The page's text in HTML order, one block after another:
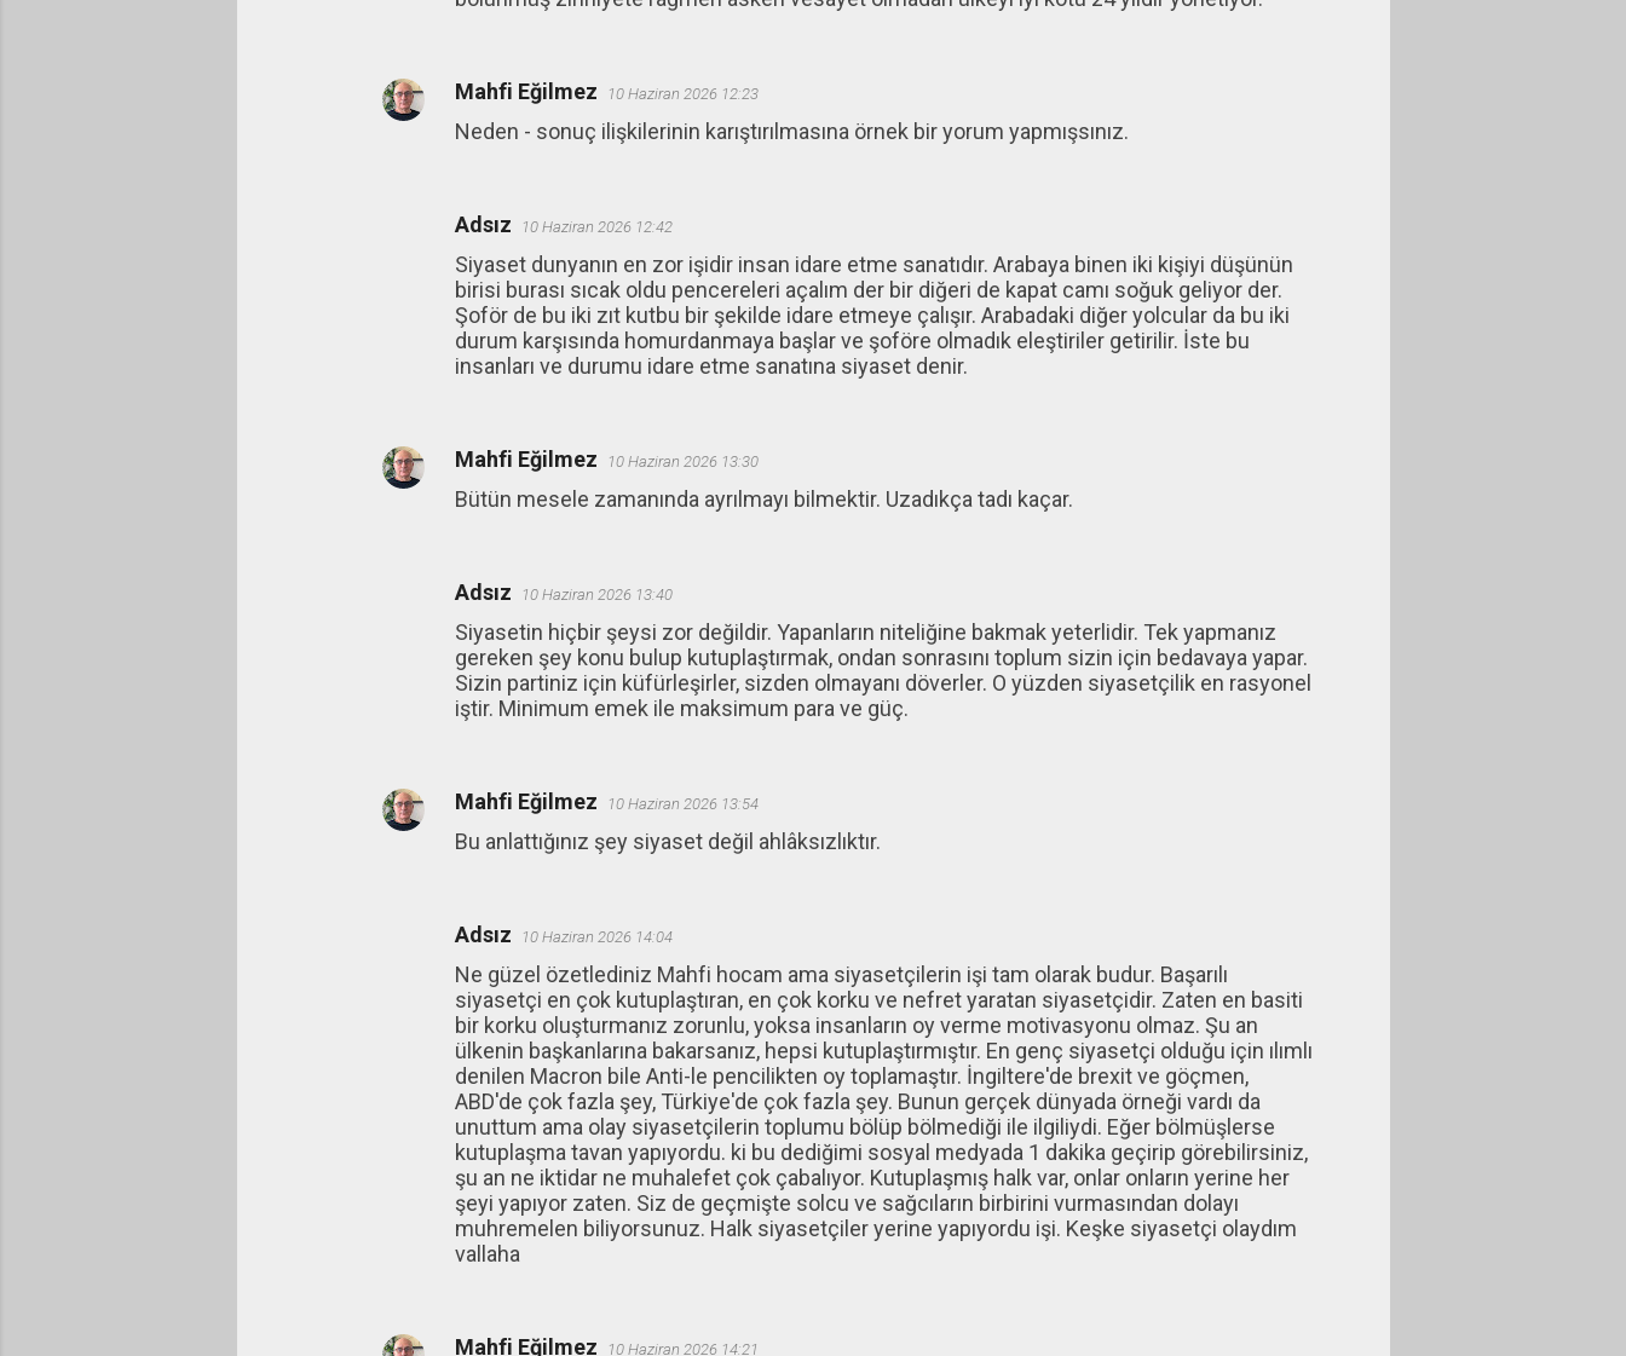
Mahfi Eğilmez 10 Haziran 2026 12:23
Neden - sonuç ilişkilerinin karıştırılmasına örnek bir yorum yapmışsınız.
Adsız 10 Haziran 2026 12:42
Siyaset dunyanın en zor işidir insan idare etme sanatıdır. Arabaya binen iki kişiyi düşünün
birisi burası sıcak oldu pencereleri açalım der bir diğeri de kapat camı soğuk geliyor der.
Şoför de bu iki zıt kutbu bir şekilde idare etmeye çalışır. Arabadaki diğer yolcular da bu iki
durum karşısında homurdanmaya başlar ve şoföre olmadık eleştiriler getirilir. İste bu
insanları ve durumu idare etme sanatına siyaset denir.
Mahfi Eğilmez 10 Haziran 2026 13:30
Bütün mesele zamanında ayrılmayı bilmektir. Uzadıkça tadı kaçar.
Adsız 10 Haziran 2026 13:40
Siyasetin hiçbir şeysi zor değildir. Yapanların niteliğine bakmak yeterlidir. Tek yapmanız
gereken şey konu bulup kutuplaştırmak, ondan sonrasını toplum sizin için bedavaya yapar.
Sizin partiniz için küfürleşirler, sizden olmayanı döverler. O yüzden siyasetçilik en rasyonel
iştir. Minimum emek ile maksimum para ve güç.
Mahfi Eğilmez 10 Haziran 2026 13:54
Bu anlattığınız şey siyaset değil ahlâksızlıktır.
Adsız 10 Haziran 2026 14:04
Ne güzel özetlediniz Mahfi hocam ama siyasetçilerin işi tam olarak budur. Başarılı
siyasetçi en çok kutuplaştıran, en çok korku ve nefret yaratan siyasetçidir. Zaten en basiti
bir korku oluşturmanız zorunlu, yoksa insanların oy verme motivasyonu olmaz. Şu an
ülkenin başkanlarına bakarsanız, hepsi kutuplaştırmıştır. En genç siyasetçi olduğu için ılımlı
denilen Macron bile Anti-le pencilikten oy toplamaştır. İngiltere'de brexit ve göçmen,
ABD'de çok fazla şey, Türkiye'de çok fazla şey. Bunun gerçek dünyada örneği vardı da
unuttum ama olay siyasetçilerin toplumu bölüp bölmediği ile ilgiliydi. Eğer bölmüşlerse
kutuplaşma tavan yapıyordu. ki bu dediğimi sosyal medyada 1 dakika geçirip görebilirsiniz,
şu an ne iktidar ne muhalefet çok çabalıyor. Kutuplaşmış halk var, onlar onların yerine her
şeyi yapıyor zaten. Siz de geçmişte solcu ve sağcıların birbirini vurmasından dolayı
muhremelen biliyorsunuz. Halk siyasetçiler yerine yapıyordu işi. Keşke siyasetçi olaydım
vallaha
Mahfi Eğilmez 10 Haziran 2026 14:21